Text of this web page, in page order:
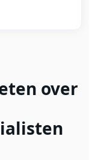
over